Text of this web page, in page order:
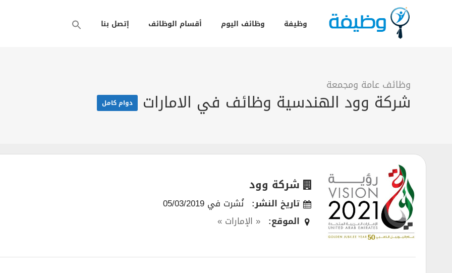
وظيفة وظائف اليوم أقسام الوظائف إتصل بنا
وظائف عامة ومجمعة
شركة وود الهندسية وظائف في الامارات دوام كامل
شركة وود
تاريخ النشر: نُشرت في 05/03/2019
الموقع: « الإمارات »